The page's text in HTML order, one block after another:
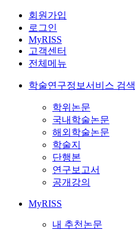
회원가입
로그인
MyRISS
고객센터
전체메뉴
학술연구정보서비스 검색
학위논문
국내학술논문
해외학술논문
학술지
단행본
연구보고서
공개강의
MyRISS
내 추천논문